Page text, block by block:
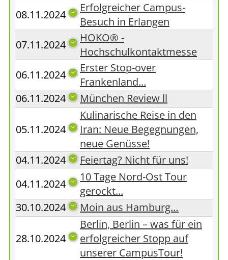
08.11.2024
Erfolgreicher Campus-
Besuch in Erlangen
07.11.2024
HOKO® -
Hochschulkontaktmesse
06.11.2024
Erster Stop-over
Frankenland...
06.11.2024
München Review ll
05.11.2024
Kulinarische Reise in den
Iran: Neue Begegnungen,
neue Genüsse!
04.11.2024
Feiertag? Nicht für uns!
04.11.2024
10 Tage Nord-Ost Tour
gerockt...
30.10.2024
Moin aus Hamburg…
28.10.2024
Berlin, Berlin – was für ein
erfolgreicher Stopp auf
unserer CampusTour!